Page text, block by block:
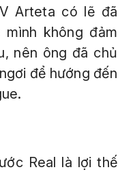
Arteta có lẽ đã
không đảm
nên ông đã chủ
để hướng đến
Real là lợi thế